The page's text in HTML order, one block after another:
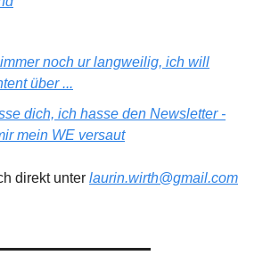
noch ur langweilig, ich will
über ...
dich, ich hasse den Newsletter -
mein WE versaut
direkt unter laurin.wirth@gmail.com